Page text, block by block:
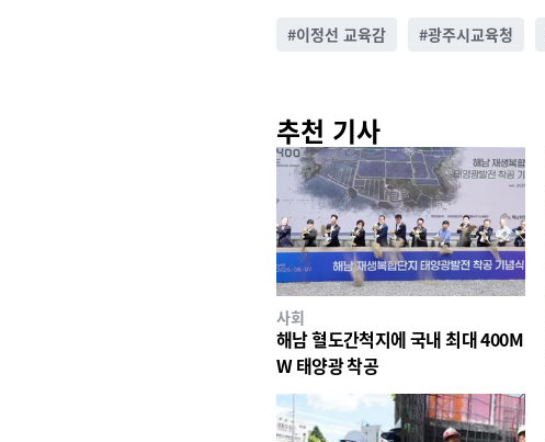
#이정선 교육감 #광주시교육청
추천 기사
사회
해남 혈도간척지에 국내 최대 400M
W 태양광 착공